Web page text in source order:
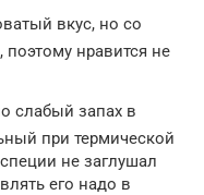
вкус, но со
нравится не
слабый запах в
при термической
не заглушал
его надо в